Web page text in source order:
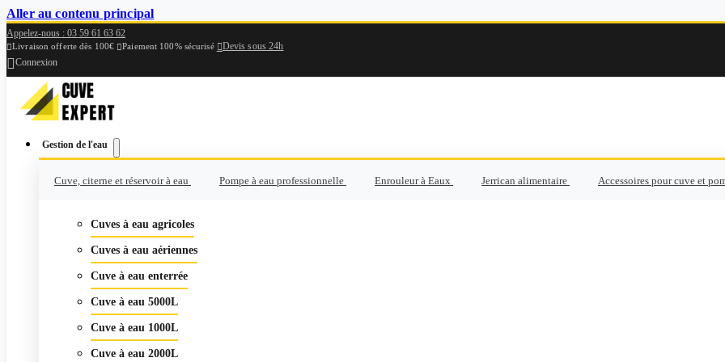
Aller au contenu principal
Appelez-nous : 03 59 61 63 62
Livraison offerte dès 100€ Paiement 100% sécurisé Devis sous 24h
Connexion
Gestion de l'eau
Cuve, citerne et réservoir à eau Pompe à eau professionnelle Enrouleur à Eaux Jerrican alimentaire Accessoires pour cuve et
Cuves à eau agricoles
Cuves à eau aériennes
Cuve à eau enterrée
Cuve à eau 5000L
Cuve à eau 1000L
Cuve à eau 2000L